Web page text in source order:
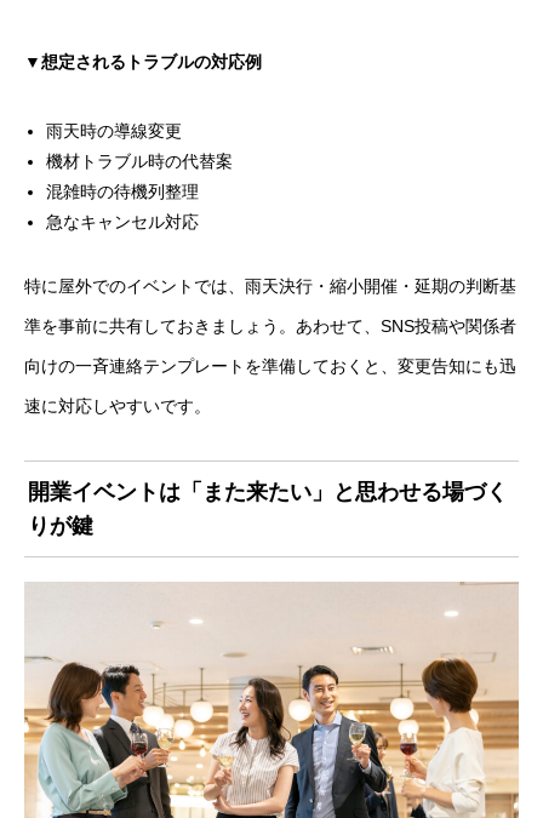
▼想定されるトラブルの対応例
雨天時の導線変更
機材トラブル時の代替案
混雑時の待機列整理
急なキャンセル対応
特に屋外でのイベントでは、雨天決行・縮小開催・延期の判断基
準を事前に共有しておきましょう。あわせて、SNS投稿や関係者
向けの一斉連絡テンプレートを準備しておくと、変更告知にも迅
速に対応しやすいです。
開業イベントは「また来たい」と思わせる場づく
りが鍵